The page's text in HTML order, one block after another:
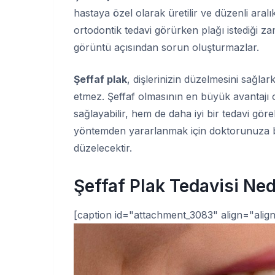
hastaya özel olarak üretilir ve düzenli
ortodontik tedavi görürken plağı istediği
görüntü açısından sorun oluşturmazlar.
Şeffaf plak, dişlerinizin düzelmesini
etmez. Şeffaf olmasının en büyük
sağlayabilir, hem de daha iyi bir tedavi
yöntemden yararlanmak için doktorunuza
düzelecektir.
Şeffaf Plak Tedavisi
[caption id="attachment_3083"